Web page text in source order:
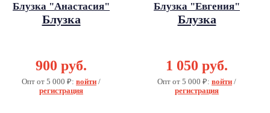
Блузка "Анастасия"
Блузка
900 руб.
Опт от 5 000 ₽: войти /
регистрация
Блузка "Евгения"
Блузка
1 050 руб.
Опт от 5 000 ₽: войти /
регистрация